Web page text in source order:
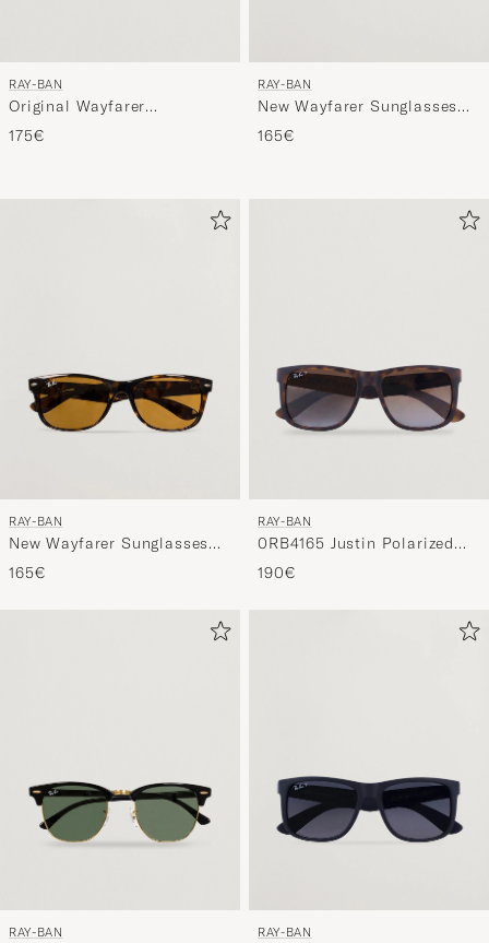
RAY-BAN
Original Wayfarer
Sunglasses Black/Crystal
Green
175€
RAY-BAN
New Wayfarer Sunglasses
Black/Crystal Green
165€
RAY-BAN
New Wayfarer Sunglasses
Light Havana/Crystal Brown
165€
RAY-BAN
0RB4165 Justin Polarized
Wayfarer Sunglasses
Havana/Brown
190€
RAY-BAN RAY-BAN